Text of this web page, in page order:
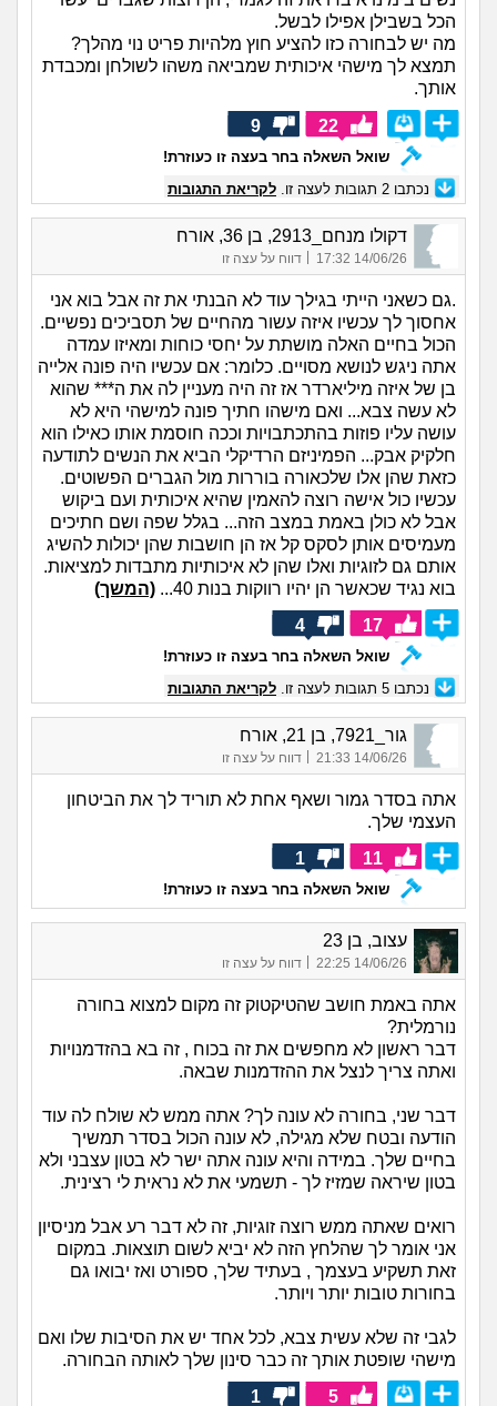
הכל בשבילן אפילו לבשל.
מה יש לבחורה כזו להציע חוץ מלהיות פריט נוי מהלך?
תמצא לך מישהי איכותית שמביאה משהו לשולחן ומכבדת
אותך.
22
9
שואל השאלה בחר בעצה זו כעוזרת!
נכתבו 2 תגובות לעצה זו. לקריאת התגובות
דקולו מנחם_2913, בן 36, אורח
14/06/26 17:32
| דווח על עצה זו
.גם כשאני הייתי בגילך עוד לא הבנתי את זה אבל בוא אני
אחסוך לך עכשיו איזה עשור מהחיים של תסביכים נפשיים.
הכול בחיים האלה מושתת על יחסי כוחות ומאיזו עמדה
אתה ניגש לנושא מסויים. כלומר: אם עכשיו היה פונה אלייה
בן של איזה מיליארדר אז זה היה מעניין לה את ה*** שהוא
לא עשה צבא... ואם מישהו חתיך פונה למישהי היא לא
עושה עליו פוזות בהתכתבויות וככה חוסמת אותו כאילו הוא
חלקיק אבק... הפמיניזם הרדיקלי הביא את הנשים לתודעה
כזאת שהן אלו שלכאורה בוררות מול הגברים הפשוטים.
עכשיו כול אישה רוצה להאמין שהיא איכותית ועם ביקוש
אבל לא כולן באמת במצב הזה... בגלל שפה ושם חתיכים
מעמיסים אותן לסקס קל אז הן חושבות שהן יכולות להשיג
אותם גם לזוגיות ואלו שהן לא איכותיות מתבדות למציאות.
בוא נגיד שכאשר הן יהיו רווקות בנות 40...
(המשך)
17
4
שואל השאלה בחר בעצה זו כעוזרת!
נכתבו 5 תגובות לעצה זו. לקריאת התגובות
גור_7921, בן 21, אורח
14/06/26 21:33
| דווח על עצה זו
אתה בסדר גמור ושאף אחת לא תוריד לך את הביטחון
העצמי שלך.
11
1
שואל השאלה בחר בעצה זו כעוזרת!
עצוב, בן 23
14/06/26 22:25 דווח על עצה זו
אתה באמת חושב שהטיקטוק זה מקום למצוא בחורה
נורמלית?
דבר ראשון לא מחפשים את זה בכוח , זה בא בהזדמנויות
ואתה צריך לנצל את ההזדמנות שבאה.
דבר שני, בחורה לא עונה לך? אתה ממש לא שולח לה עוד
הודעה ובטח שלא מגילה, לא עונה הכול בסדר תמשיך
בחיים שלך. במידה והיא עונה אתה ישר לא בטון עצבני ולא
בטון שיראה שמזיז לך - תשמעי את לא נראית לי רצינית.
רואים שאתה ממש רוצה זוגיות, זה לא דבר רע אבל מניסיון
אני אומר לך שהלחץ הזה לא יביא לשום תוצאות. במקום
זאת תשקיע בעצמך , בעתיד שלך, ספורט ואז יבואו גם
בחורות טובות יותר ויותר.
לגבי זה שלא עשית צבא, לכל אחד יש את הסיבות שלו ואם
מישהי שופטת אותך זה כבר סינון שלך לאותה הבחורה.
5
1